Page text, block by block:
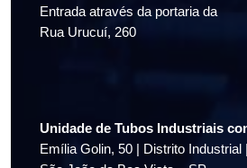
Entrada através da portaria da
Rua Urucuí, 260
Unidade de Tubos Industriais
Emília Golin, 50 | Distrito Industrial |